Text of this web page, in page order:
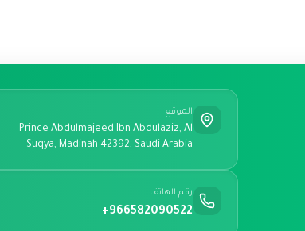
الموقع
Prince Abdulmajeed Ibn Abdulaziz, Al
Suqya, Madinah 42392, Saudi Arabia
رقم الهاتف
+966582090522